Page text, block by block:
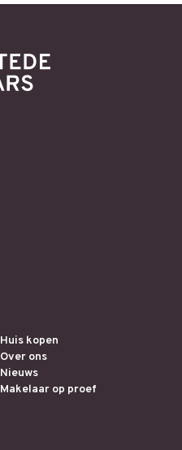
Huis kopen
Over ons
Nieuws
Makelaar op proef